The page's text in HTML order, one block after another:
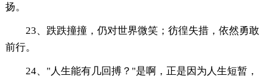
扬。
23、跌跌撞撞，仍对世界微笑；彷徨失措，依然勇敢
前行。
24、"人生能有几回搏？"是啊，正是因为人生短暂，